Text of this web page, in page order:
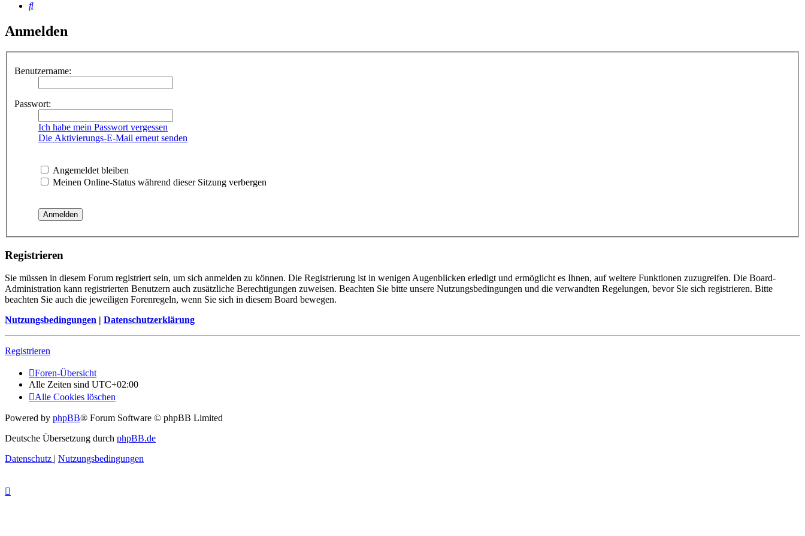
Suche
Anmelden
Benutzername:
Passwort:
Ich habe mein Passwort vergessen
Die Aktivierungs-E-Mail erneut senden
Angemeldet bleiben
Meinen Online-Status während dieser Sitzung verbergen
Registrieren
Sie müssen in diesem Forum registriert sein, um sich anmelden zu können. Die Registrierung ist in wenigen Augenblicken erledigt und ermöglicht es Ihnen, auf weitere Funktionen zuzugreifen. Die Board-
Administration kann registrierten Benutzern auch zusätzliche Berechtigungen zuweisen. Beachten Sie bitte unsere Nutzungsbedingungen und die verwandten Regelungen, bevor Sie sich registrieren. Bitte
beachten Sie auch die jeweiligen Forenregeln, wenn Sie sich in diesem Board bewegen.
Nutzungsbedingungen | Datenschutzerklärung
Registrieren
Foren-Übersicht
Alle Zeiten sind UTC+02:00
Alle Cookies löschen
Powered by phpBB® Forum Software © phpBB Limited
Deutsche Übersetzung durch phpBB.de
Datenschutz | Nutzungsbedingungen